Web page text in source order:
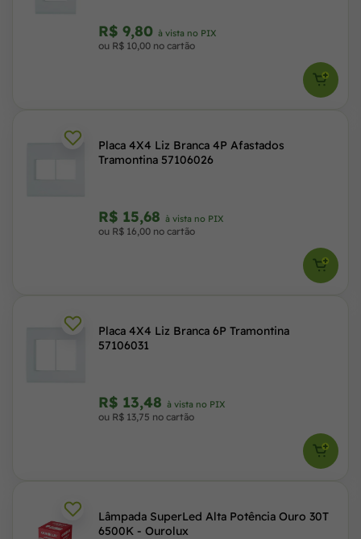
R$ 9,80 à vista no PIX
ou R$ 10,00 no cartão
Placa 4X4 Liz Branca 4P Afastados
Tramontina 57106026
R$ 15,68 à vista no PIX
ou R$ 16,00 no cartão
Placa 4X4 Liz Branca 6P Tramontina
57106031
R$ 13,48 à vista no PIX
ou R$ 13,75 no cartão
Lâmpada SuperLed Alta Potência Ouro 30T
6500K - Ourolux